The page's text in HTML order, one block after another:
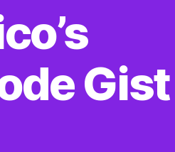
Gist